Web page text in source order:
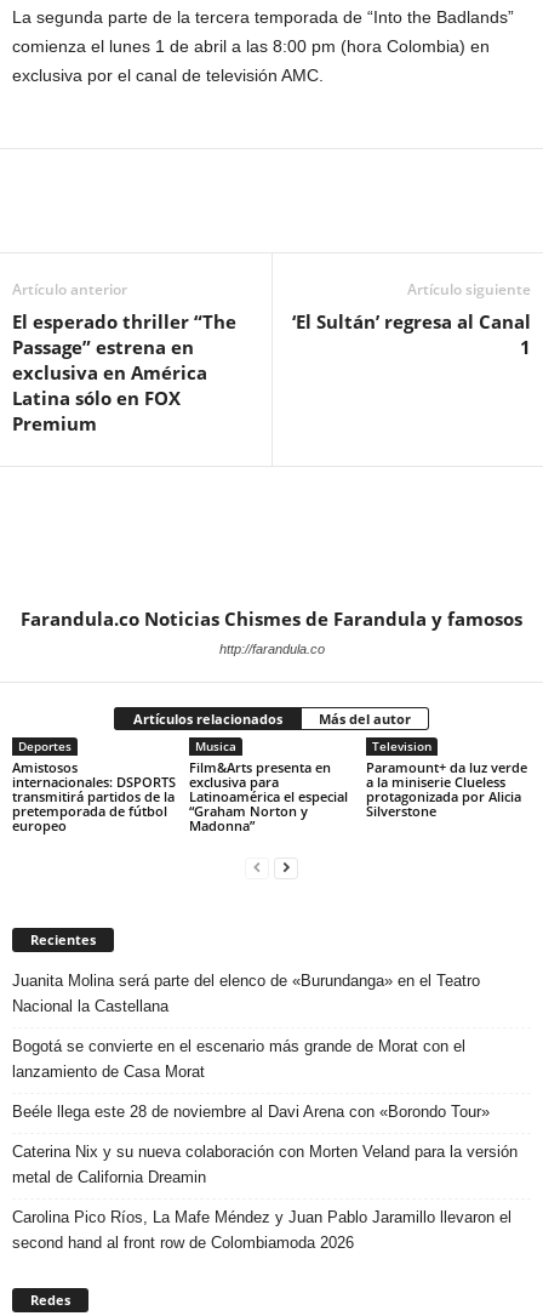
La segunda parte de la tercera temporada de “Into the Badlands”
comienza el lunes 1 de abril a las 8:00 pm (hora Colombia) en
exclusiva por el canal de televisión AMC.
Artículo anterior
El esperado thriller “The
Passage” estrena en
exclusiva en América
Latina sólo en FOX
Premium
Artículo siguiente
‘El Sultán’ regresa al Canal
1
Farandula.co Noticias Chismes de Farandula y famosos
http://farandula.co
Artículos relacionados Más del autor
Deportes
Amistosos
internacionales: DSPORTS
transmitirá partidos de la
pretemporada de fútbol
europeo
Musica
Film&Arts presenta en
exclusiva para
Latinoamérica el especial
“Graham Norton y
Madonna”
Television
Paramount+ da luz verde
a la miniserie Clueless
protagonizada por Alicia
Silverstone
Recientes
Juanita Molina será parte del elenco de «Burundanga» en el Teatro
Nacional la Castellana
Bogotá se convierte en el escenario más grande de Morat con el
lanzamiento de Casa Morat
Beéle llega este 28 de noviembre al Davi Arena con «Borondo Tour»
Caterina Nix y su nueva colaboración con Morten Veland para la versión
metal de California Dreamin
Carolina Pico Ríos, La Mafe Méndez y Juan Pablo Jaramillo llevaron el
second hand al front row de Colombiamoda 2026
Redes